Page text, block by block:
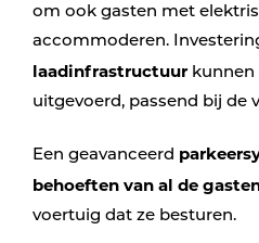
om ook gasten met
accommoderen.
laadinfrastructuur kunnen
uitgevoerd, passend bij de
Een geavanceerd
behoeften van al de
voertuig dat ze besturen.